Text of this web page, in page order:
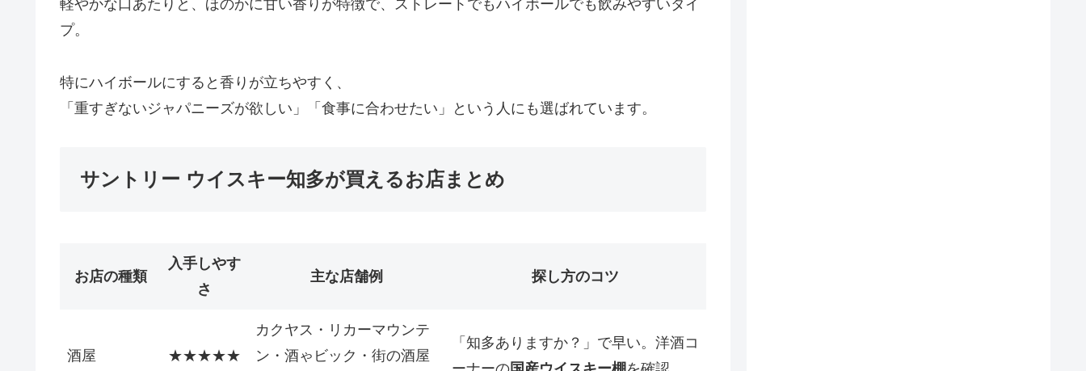
軽やかな口あたりと、ほのかに甘い香りが特徴で、ストレートでもハイボールでも飲みやすいタイ
プ。
特にハイボールにすると香りが立ちやすく、
「重すぎないジャパニーズが欲しい」「食事に合わせたい」という人にも選ばれています。
サントリー ウイスキー知多が買えるお店まとめ
お店の種類
入手しやす
さ
主な店舗例 探し方のコツ
酒屋 ★★★★★
カクヤス・リカーマウンテ
ン・酒ゃビック・街の酒屋
「知多ありますか？」で早い。洋酒コ